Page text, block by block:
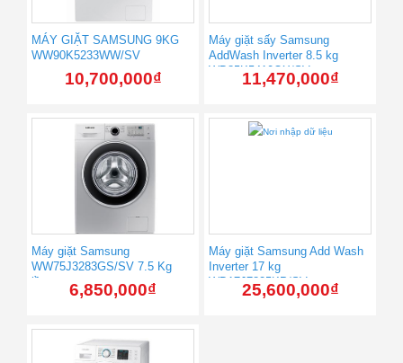
MÁY GIẶT SAMSUNG 9KG
WW90K5233WW/SV
10,700,000₫
Máy giặt sấy Samsung
AddWash Inverter 8.5 kg
WD85K5410OX/SV
11,470,000₫
Máy giặt Samsung
WW75J3283GS/SV 7.5 Kg
lồng ngang6,850,000₫
Máy giặt Samsung Add Wash
Inverter 17 kg
WD17J7825KP/SV
25,600,000₫